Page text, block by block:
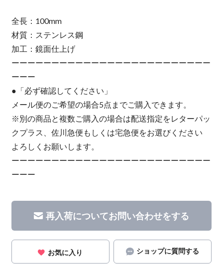
全長：100mm
材質：ステンレス鋼
加工：鏡面仕上げ
ーーーーーーーーーーーーーーーーーーーーーーーーー
ーーー
●「必ず確認してください」
メール便のご希望の場合5点までご購入できます。
※別の商品と複数ご購入の場合は配送指定をレターパッ
クプラス、佐川急便もしくは宅急便をお選びください
よろしくお願いします。
ーーーーーーーーーーーーーーーーーーーーーーーーー
ーーー
再入荷についてお問い合わせをする
お気に入り ショップに質問する